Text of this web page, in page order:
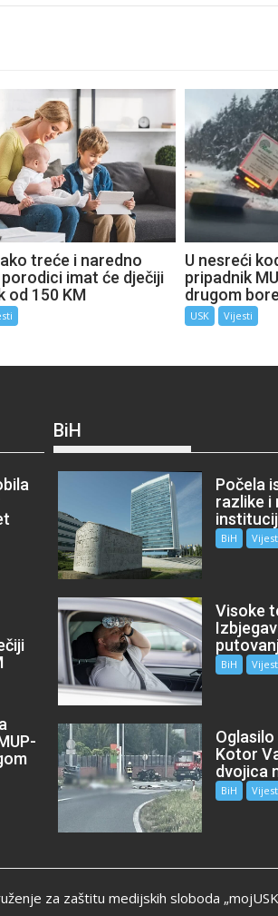
treće i naredno
imat će dječiji
od 150 KM
U nesreći
pripadnik
drugom
USK Vijesti
BiH
Počela
razlike i
BiH
Visoke
BiH
Kotor
dvojica
BiH
za zaštitu medijskih sloboda